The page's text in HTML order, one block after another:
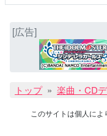
[広告]
トップ 楽曲・CD
このサイトは個人によ